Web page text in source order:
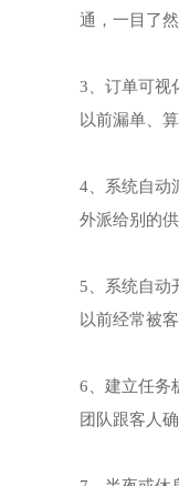
通，一目了然
3、订单可视
以前漏单、
4、系统自动
外派给别的
5、系统自动
以前经常被
6、建立任务
团队跟客人